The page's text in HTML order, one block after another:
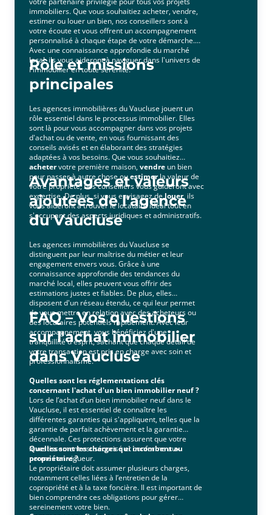
recherchant le bien qui vous correspond et en vous
accompagnant chez le notaire lors de la signature
de l'acte de vente. De plus, nous vous apporterons
l'accompagnement nécessaire pendant tout le
processus avec l'objectif de doper la vente de votre
logement, de l'estimation de de votre bien à la
finalisation de l'acte de vente, en passant par le
filtrage des potentiels acheteurs.Contactez votre
agence immobilière Square Habitat Pays
Cavaillonnais-Durance pour vos projets d'achat ou
de venteN'hésitez pas, prenez contact avec nous
pour acheter ou vendre un bien immobilier avec
l'aide d'une agence immobilière à Aix-En-Provence.
Nos agents vous reçoivent en semaine de 14h à 17h
et de 9h à 12h. Nous pouvons convenir d'un rendez-
vous par courriel :
cavaillontransaction@squarehabitat.fr, ou par
téléphone au 04 90 06 68 90. Nous sommes
également présents sur LinkedIn, sur Facebook, sur
Instagram ou encore sur X.
immobiliers. Que vous souhaitiez acheter, vendre,
estimer ou louer un bien, nos conseillers sont à
votre écoute et vous offrent un accompagnement
personnalisé à chaque étape de votre démarche.
Avec une connaissance approfondie du marché
local, ils vous aideront à naviguer dans l'univers de
l'immobilier en toute sérénité.
Rôle et missions
principales
Les agences immobilières du Vaucluse jouent un
rôle essentiel dans le processus immobilier. Elles
sont là pour vous accompagner dans vos projets
d'achat ou de vente, en vous fournissant des
conseils avisés et en élaborant des stratégies
adaptées à vos besoins. Que vous souhaitiez
achetervotre première maison,vendre un bien
pour passer à autre chose ouestimerla valeur de
votre propriété, nos conseillers vous guideront avec
expertise. De plus, si vous envisagez delouer, ils
vous aideront à trouver le locataire idéal tout en
s'occupant des aspects juridiques et administratifs.
Avantages et valeurs
ajoutées de l'agence
du Vaucluse
Les agences immobilières du Vaucluse se
distinguent par leur maîtrise du métier et leur
engagement envers vous. Grâce à une
connaissance approfondie des tendances du
marché local, elles peuvent vous offrir des
estimations justes et fiables. De plus, elles
disposent d'un réseau étendu, ce qui leur permet
de vous mettre en relation avec des acheteurs ou
des locataires potentiels rapidement. Avec leur
accompagnement, vous bénéficiez d'une
tranquillité d'esprit, sachant que chaque détail de
votre transaction est pris en charge avec soin et
professionnalisme.
FAQ – Vos questions
sur l'achat immobilier
dans Vaucluse
Quelles sont les réglementations clés
concernant l'achat d'un bien immobilier neuf ?
Lors de l’achat d’un bien immobilier neuf dans le
Vaucluse, il est essentiel de connaître les
différentes garanties qui s'appliquent, telles que la
garantie de parfait achèvement et la garantie
décennale. Ces protections assurent que votre
investissement est sécurisé et conforme aux
normes en vigueur.
Quelles sont les charges qui incombent au
propriétaire ?
Le propriétaire doit assumer plusieurs charges,
notamment celles liées à l’entretien de la
copropriété et à la taxe foncière. Il est important de
bien comprendre ces obligations pour gérer
sereinement votre bien.